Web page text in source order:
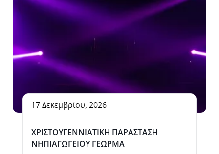
17 Δεκεμβρίου, 2026
ΧΡΙΣΤΟΥΓΕΝΝΙΑΤΙΚΗ ΠΑΡΑΣΤΑΣΗ
ΝΗΠΙΑΓΩΓΕΙΟΥ ΓΕΩΡΜΑ